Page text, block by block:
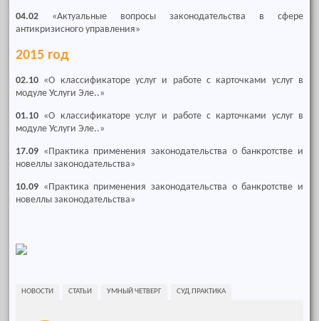
04.02 «Актуальные вопросы законодательства в сфере
антикризисного управления»
2015 год
02.10 «О классификаторе услуг и работе с карточками услуг в
модуле Услуги Эле..»
01.10 «О классификаторе услуг и работе с карточками услуг в
модуле Услуги Эле..»
17.09 «Практика применения законодательства о банкротстве и
новеллы законодательства»
10.09 «Практика применения законодательства о банкротстве и
новеллы законодательства»
НОВОСТИ СТАТЬИ УМНЫЙ ЧЕТВЕРГ СУД.ПРАКТИКА